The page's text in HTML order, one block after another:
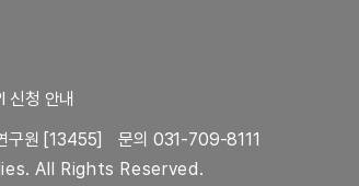
신청 안내
구원 [13455]
문의 031-709-8111
All Rights Reserved.